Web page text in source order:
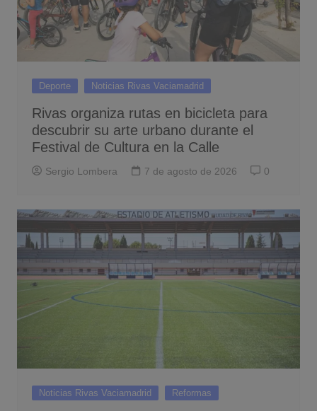
Deporte Noticias Rivas Vaciamadrid
Rivas organiza rutas en bicicleta para
descubrir su arte urbano durante el
Festival de Cultura en la Calle
Sergio Lombera 7 de agosto de 2026 0
Noticias Rivas Vaciamadrid Reformas